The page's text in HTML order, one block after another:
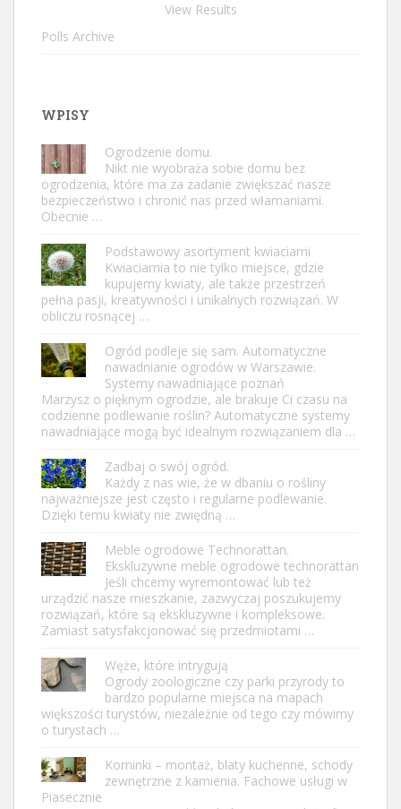
View Results
Polls Archive
WPISY
Ogrodzenie domu.
Nikt nie wyobraża sobie domu bez
ogrodzenia, które ma za zadanie zwiększać nasze
bezpieczeństwo i chronić nas przed włamaniami.
Obecnie …
Podstawowy asortyment kwiaciarni
Kwiaciarnia to nie tylko miejsce, gdzie
kupujemy kwiaty, ale także przestrzeń
pełna pasji, kreatywności i unikalnych rozwiązań. W
obliczu rosnącej …
Ogród podleje się sam. Automatyczne
nawadnianie ogrodów w Warszawie.
Systemy nawadniające poznań
Marzysz o pięknym ogrodzie, ale brakuje Ci czasu na
codzienne podlewanie roślin? Automatyczne systemy
nawadniające mogą być idealnym rozwiązaniem dla …
Zadbaj o swój ogród.
Każdy z nas wie, że w dbaniu o rośliny
najważniejsze jest często i regularne podlewanie.
Dzięki temu kwiaty nie zwiędną …
Meble ogrodowe Technorattan.
Ekskluzywne meble ogrodowe technorattan
Jeśli chcemy wyremontować lub też
urządzić nasze mieszkanie, zazwyczaj poszukujemy
rozwiązań, które są ekskluzywne i kompleksowe.
Zamiast satysfakcjonować się przedmiotami …
Węże, które intrygują
Ogrody zoologiczne czy parki przyrody to
bardzo popularne miejsca na mapach
większości turystów, niezależnie od tego czy mówimy
o turystach …
Kominki – montaż, blaty kuchenne, schody
zewnętrzne z kamienia. Fachowe usługi w
Piasecznie